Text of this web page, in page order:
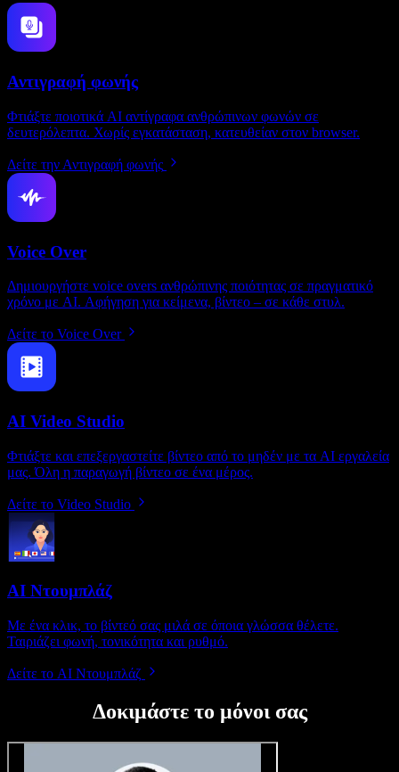
Αντιγραφή φωνής
Φτιάξτε ποιοτικά AI αντίγραφα ανθρώπινων φωνών σε
δευτερόλεπτα. Χωρίς εγκατάσταση, κατευθείαν στον browser.
Δείτε την Αντιγραφή φωνής
Voice Over
Δημιουργήστε voice overs ανθρώπινης ποιότητας σε πραγματικό
χρόνο με AI. Αφήγηση για κείμενα, βίντεο – σε κάθε στυλ.
Δείτε το Voice Over
AI Video Studio
Φτιάξτε και επεξεργαστείτε βίντεο από το μηδέν με τα AI εργαλεία
μας. Όλη η παραγωγή βίντεο σε ένα μέρος.
Δείτε το Video Studio
AI Ντουμπλάζ
Με ένα κλικ, το βίντεό σας μιλά σε όποια γλώσσα θέλετε.
Ταιριάζει φωνή, τονικότητα και ρυθμό.
Δείτε το AI Ντουμπλάζ
Δοκιμάστε το μόνοι σας